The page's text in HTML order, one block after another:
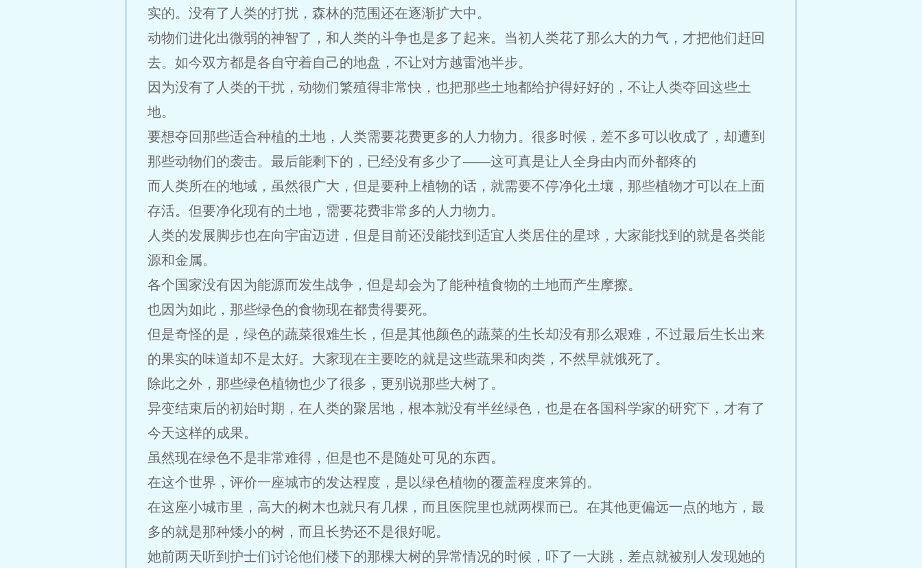
实的。没有了人类的打扰，森林的范围还在逐渐扩大中。
动物们进化出微弱的神智了，和人类的斗争也是多了起来。当初人类花了那么大的力气，才把他们赶回
去。如今双方都是各自守着自己的地盘，不让对方越雷池半步。
因为没有了人类的干扰，动物们繁殖得非常快，也把那些土地都给护得好好的，不让人类夺回这些土
地。
要想夺回那些适合种植的土地，人类需要花费更多的人力物力。很多时候，差不多可以收成了，却遭到
那些动物们的袭击。最后能剩下的，已经没有多少了——这可真是让人全身由内而外都疼的
而人类所在的地域，虽然很广大，但是要种上植物的话，就需要不停净化土壤，那些植物才可以在上面
存活。但要净化现有的土地，需要花费非常多的人力物力。
人类的发展脚步也在向宇宙迈进，但是目前还没能找到适宜人类居住的星球，大家能找到的就是各类能
源和金属。
各个国家没有因为能源而发生战争，但是却会为了能种植食物的土地而产生摩擦。
也因为如此，那些绿色的食物现在都贵得要死。
但是奇怪的是，绿色的蔬菜很难生长，但是其他颜色的蔬菜的生长却没有那么艰难，不过最后生长出来
的果实的味道却不是太好。大家现在主要吃的就是这些蔬果和肉类，不然早就饿死了。
除此之外，那些绿色植物也少了很多，更别说那些大树了。
异变结束后的初始时期，在人类的聚居地，根本就没有半丝绿色，也是在各国科学家的研究下，才有了
今天这样的成果。
虽然现在绿色不是非常难得，但是也不是随处可见的东西。
在这个世界，评价一座城市的发达程度，是以绿色植物的覆盖程度来算的。
在这座小城市里，高大的树木也就只有几棵，而且医院里也就两棵而已。在其他更偏远一点的地方，最
多的就是那种矮小的树，而且长势还不是很好呢。
她前两天听到护士们讨论他们楼下的那棵大树的异常情况的时候，吓了一大跳，差点就被别人发现她的